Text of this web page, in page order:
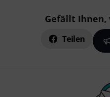
Gefällt Ihnen,
Teilen